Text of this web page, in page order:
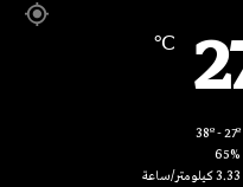
℃
65%
3.33 كيلومتر/ساعة